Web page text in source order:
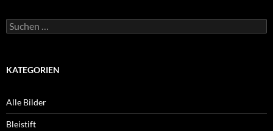
Suchen
nach:
KATEGORIEN
Alle Bilder
Bleistift